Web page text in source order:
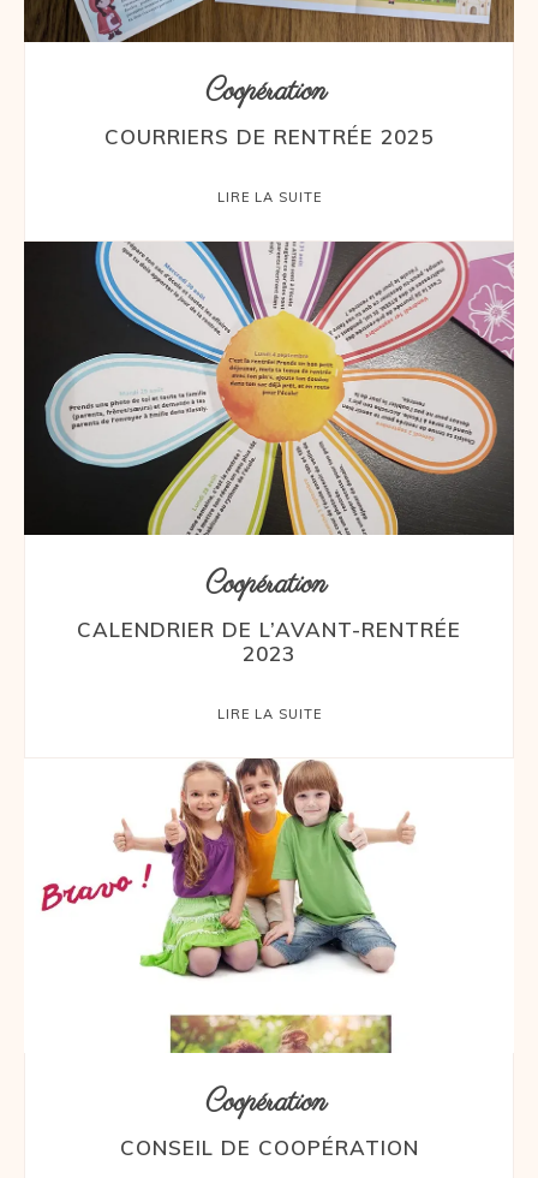
Coopération
COURRIERS DE RENTRÉE 2025
LIRE LA SUITE
Coopération
CALENDRIER DE L’AVANT-RENTRÉE
2023
LIRE LA SUITE
Coopération
CONSEIL DE COOPÉRATION